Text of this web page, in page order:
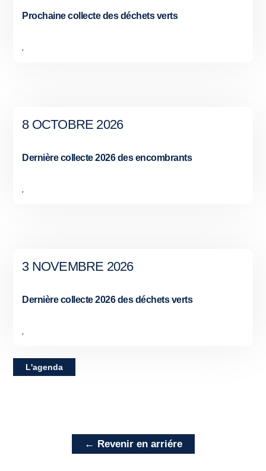
Prochaine collecte des déchets verts
8 OCTOBRE 2026
Dernière collecte 2026 des encombrants
3 NOVEMBRE 2026
Dernière collecte 2026 des déchets verts
L'agenda
← Revenir en arriére